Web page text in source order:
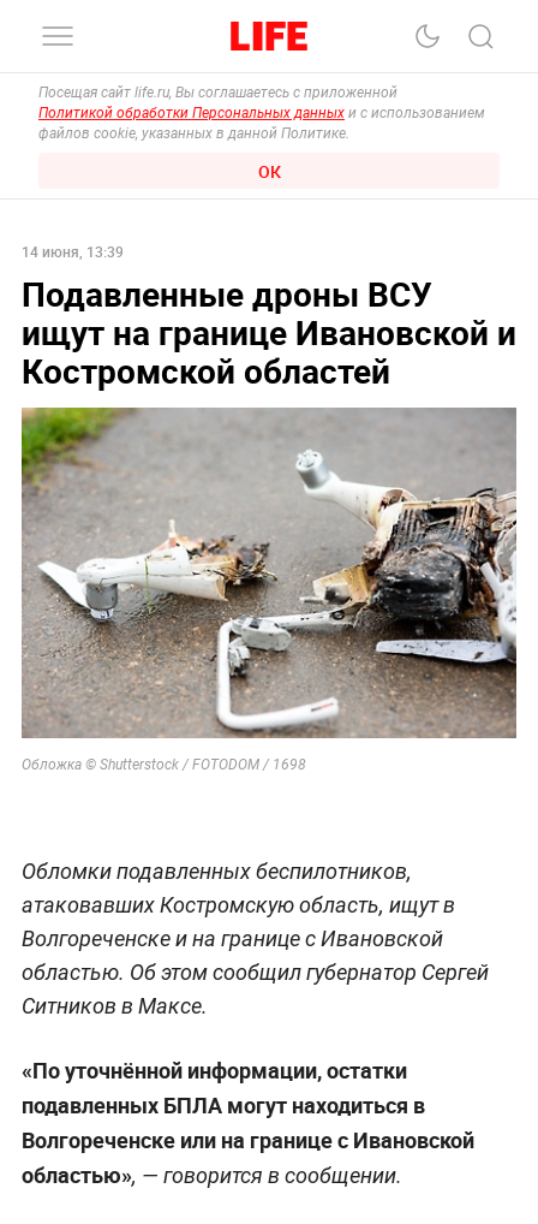
Посещая сайт life.ru, Вы соглашаетесь с приложенной
Политикой обработки Персональных данных и с использованием
файлов cookie, указанных в данной Политике.
ОК
14 июня, 13:39
Подавленные дроны ВСУ
ищут на границе Ивановской и
Костромской областей
Обложка © Shutterstock / FOTODOM / 1698
Обломки подавленных беспилотников,
атаковавших Костромскую область, ищут в
Волгореченске и на границе с Ивановской
областью. Об этом сообщил губернатор Сергей
Ситников в Максе.
«По уточнённой информации, остатки
подавленных БПЛА могут находиться в
Волгореченске или на границе с Ивановской
областью», — говорится в сообщении.